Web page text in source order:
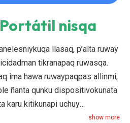
nisqa
llasaq, p’alta ruway
tikranapaq ruwasqa.
ima hawa ruwaypaqpas allinmi,
ñanta qunku dispositivokunata
karu kitikunapi uchuy
Intimanta apaykachana
show more